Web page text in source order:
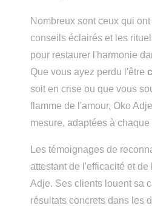
Nombreux sont ceux qui
conseils éclairés et les
pour restaurer l'harmonie
Que vous ayez perdu l'être
soit en crise ou que vous
flamme de l'amour, Oko
mesure, adaptées à chaque
Les témoignages de
attestant de l'efficacité et
Adje. Ses clients louent sa
résultats concrets dans les